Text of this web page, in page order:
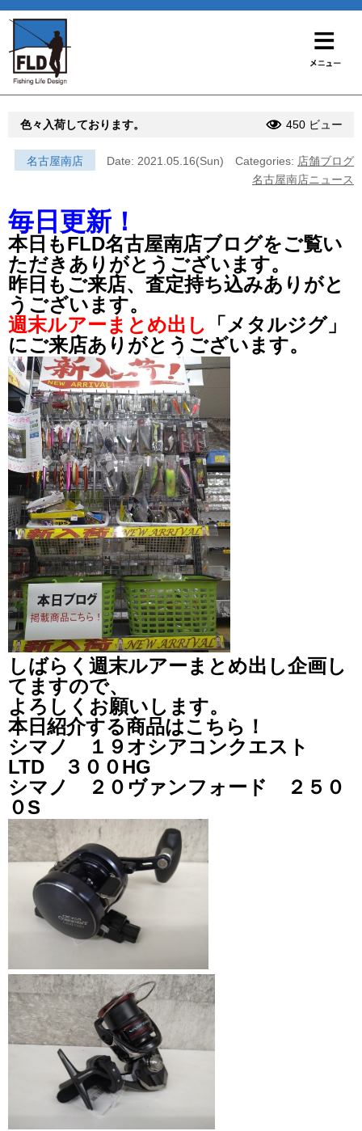
色々入荷しております。 450 ビュー
名古屋南店 Date: 2021.05.16(Sun) Categories: 店舗ブログ
名古屋南店ニュース
毎日更新！
本日もFLD名古屋南店ブログをご覧い
ただきありがとうございます。
昨日もご来店、査定持ち込みありがと
うございます。
週末ルアーまとめ出し
「メタルジグ」
にご来店ありがとうございます。
しばらく週末ルアーまとめ出し企画し
てますので、
よろしくお願いします。
本日紹介する商品はこちら！
シマノ １９オシアコンクエスト
LTD ３００HG
シマノ ２０ヴァンフォード ２５０
０S